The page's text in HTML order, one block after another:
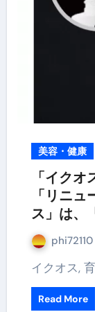
美容・健康
「イク
「リニ
ス」は、
いの？
phi72110
イクオス,
Read More